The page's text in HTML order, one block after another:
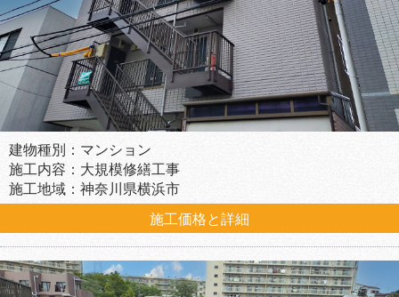
建物種別：マンション
施工内容：大規模修繕工事
施工地域：神奈川県横浜市
施工価格と詳細